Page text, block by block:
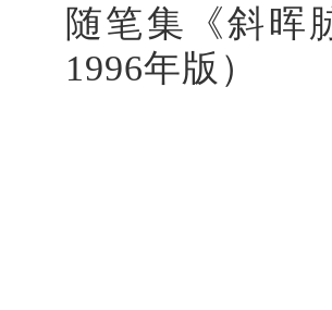
随笔集《斜晖
1996年版）